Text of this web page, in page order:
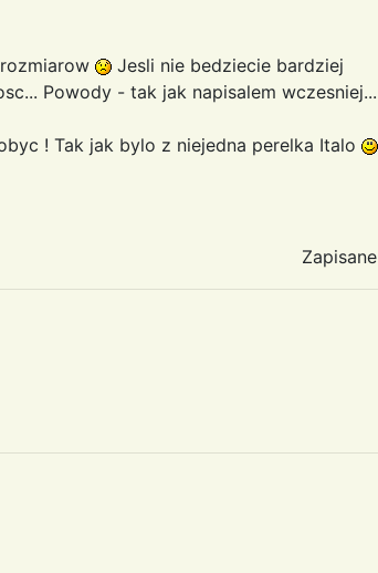
Jesli nie bedziecie bardziej
Powody - tak jak napisalem wczesniej...
! Tak jak bylo z niejedna perelka Italo
Zapisane